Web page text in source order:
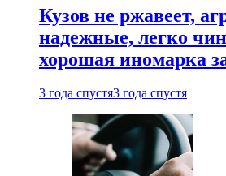
Кузов не ржавеет,
надежные, легко
хорошая иномарка
3 года спустя3 года спустя